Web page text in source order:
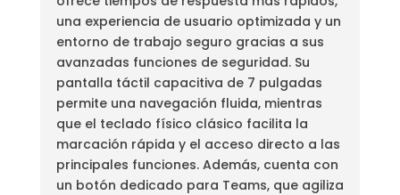
una experiencia de usuario optimizada y un
entorno de trabajo seguro gracias a sus
avanzadas funciones de seguridad. Su
pantalla táctil capacitiva de 7 pulgadas
permite una navegación fluida, mientras
que el teclado físico clásico facilita la
marcación rápida y el acceso directo a las
principales funciones. Además, cuenta con
un botón dedicado para Teams, que agiliza